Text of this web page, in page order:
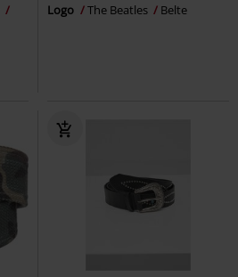
Logo The Beatles Belte